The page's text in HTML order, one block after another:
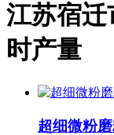
江苏宿
时产量
超细微粉